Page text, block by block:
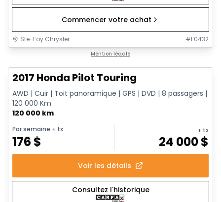
Commencer votre achat
Ste-Foy Chrysler #F0432
Mention légale
2017 Honda Pilot Touring
AWD | Cuir | Toit panoramique | GPS | DVD | 8 passagers |
120 000 Km
120 000 km
Par semaine + tx
176 $
+ tx
24 000$
Voir les détails
Consultez l'historique